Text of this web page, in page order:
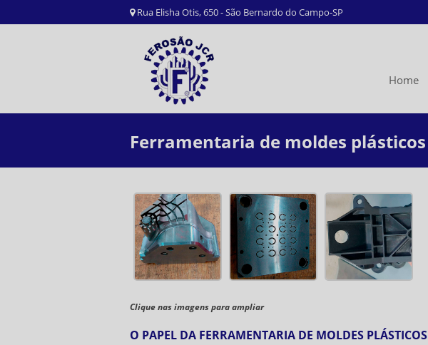
Rua Elisha Otis, 650 - São Bernardo do Campo-SP
Home
Ferramentaria de moldes plásticos
Clique nas imagens para ampliar
O PAPEL DA FERRAMENTARIA DE MOLDES PLÁSTICOS